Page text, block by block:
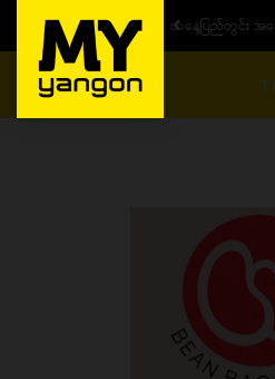
ယနေ့ပြည်တွင်း ၁၅ ပဲရည်ရွှ